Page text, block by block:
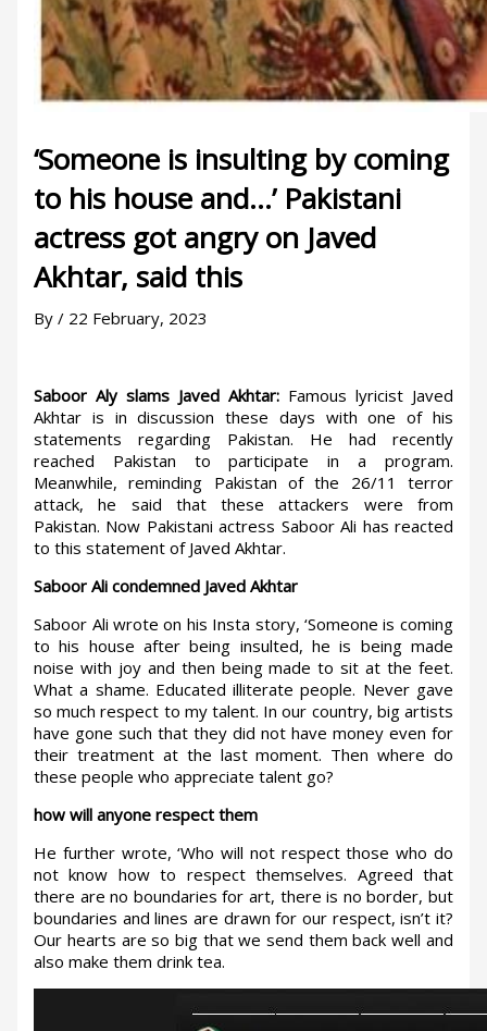
‘Someone is insulting by coming
to his house and…’ Pakistani
actress got angry on Javed
Akhtar, said this
By/ 22 February, 2023
Saboor Aly slams Javed Akhtar: Famous lyricist Javed
Akhtar is in discussion these days with one of his
statements regarding Pakistan. He had recently
reached Pakistan to participate in a program.
Meanwhile, reminding Pakistan of the 26/11 terror
attack, he said that these attackers were from
Pakistan. Now Pakistani actress Saboor Ali has reacted
to this statement of Javed Akhtar.
Saboor Ali condemned Javed Akhtar
Saboor Ali wrote on his Insta story, ‘Someone is coming
to his house after being insulted, he is being made
noise with joy and then being made to sit at the feet.
What a shame. Educated illiterate people. Never gave
so much respect to my talent. In our country, big artists
have gone such that they did not have money even for
their treatment at the last moment. Then where do
these people who appreciate talent go?
how will anyone respect them
He further wrote, ‘Who will not respect those who do
not know how to respect themselves. Agreed that
there are no boundaries for art, there is no border, but
boundaries and lines are drawn for our respect, isn’t it?
Our hearts are so big that we send them back well and
also make them drink tea.